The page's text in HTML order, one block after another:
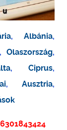
,Albánia,
, Olaszország,
,Ciprus,
,Ausztria,